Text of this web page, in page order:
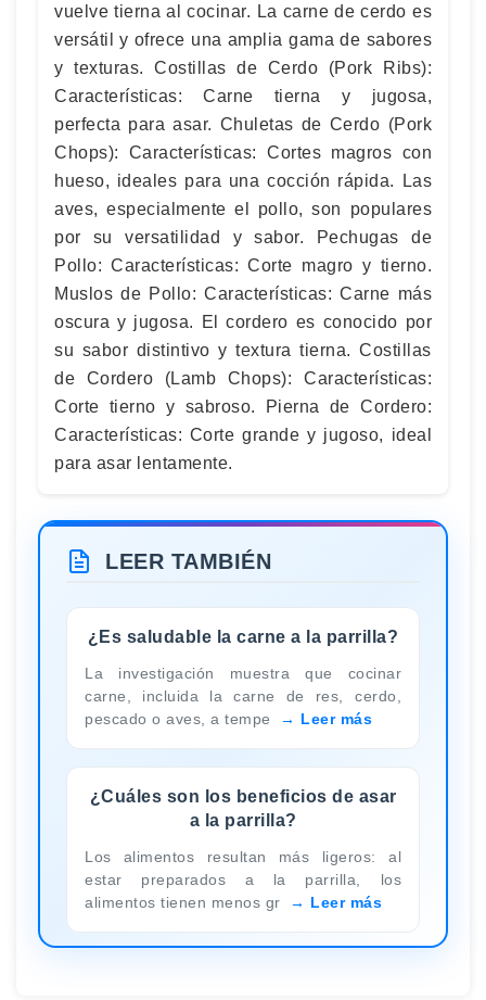
vuelve tierna al cocinar. La carne de cerdo es
versátil y ofrece una amplia gama de sabores
y texturas. Costillas de Cerdo (Pork Ribs):
Características: Carne tierna y jugosa,
perfecta para asar. Chuletas de Cerdo (Pork
Chops): Características: Cortes magros con
hueso, ideales para una cocción rápida. Las
aves, especialmente el pollo, son populares
por su versatilidad y sabor. Pechugas de
Pollo: Características: Corte magro y tierno.
Muslos de Pollo: Características: Carne más
oscura y jugosa. El cordero es conocido por
su sabor distintivo y textura tierna. Costillas
de Cordero (Lamb Chops): Características:
Corte tierno y sabroso. Pierna de Cordero:
Características: Corte grande y jugoso, ideal
para asar lentamente.
LEER TAMBIÉN
¿Es saludable la carne a la parrilla?
La investigación muestra que cocinar
carne, incluida la carne de res, cerdo,
pescado o aves, a tempe
Leer más
¿Cuáles son los beneficios de asar
a la parrilla?
Los alimentos resultan más ligeros: al
estar preparados a la parrilla, los
alimentos tienen menos gr
Leer más